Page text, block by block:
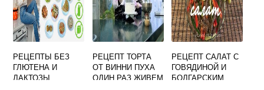
РЕЦЕПТЫ БЕЗ
ГЛЮТЕНА И
ЛАКТОЗЫ
РЕЦЕПТ ТОРТА
ОТ ВИННИ ПУХА
ОДИН РАЗ ЖИВЕМ
РЕЦЕПТ САЛАТ С
ГОВЯДИНОЙ И
БОЛГАРСКИМ